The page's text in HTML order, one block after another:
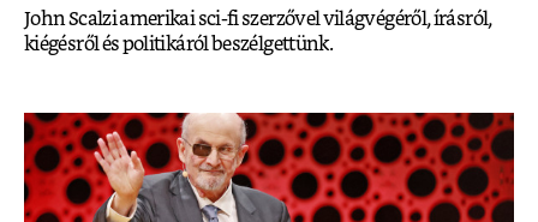
John Scalzi amerikai sci-fi szerzővel világvégéről, írásról,
kiégésről és politikáról beszélgettünk.